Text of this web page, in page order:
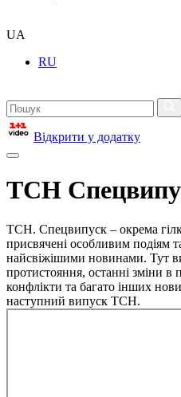
UA
RU
Відкрити у додатку
ТСН
ТСН. Спецвипуск – окрема
присвячені особливим подіям
найсвіжішими новинами. Тут
протистояння, останні зміни в
конфлікти та багато інших
наступний випуск ТСН.